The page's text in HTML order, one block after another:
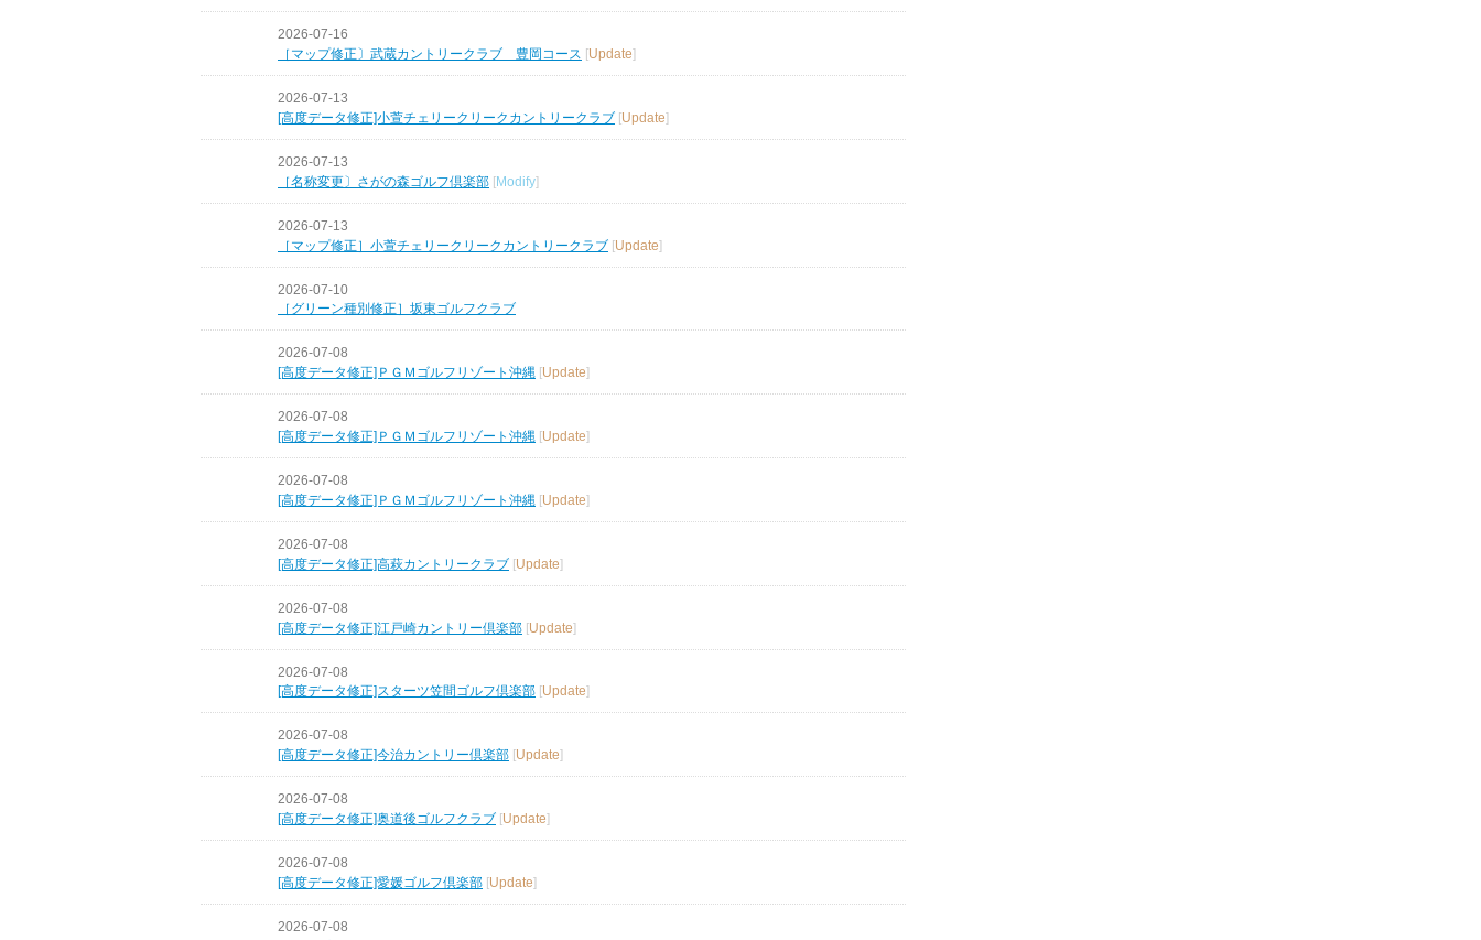
2026-07-16
［マップ修正〕武蔵カントリークラブ 豊岡コース [Update]
2026-07-13
[高度データ修正]小萱チェリークリークカントリークラブ [Update]
2026-07-13
［名称変更〕さがの森ゴルフ倶楽部 [Modify]
2026-07-13
［マップ修正］小萱チェリークリークカントリークラブ [Update]
2026-07-10
［グリーン種別修正］坂東ゴルフクラブ
2026-07-08
[高度データ修正]ＰＧＭゴルフリゾート沖縄 [Update]
2026-07-08
[高度データ修正]ＰＧＭゴルフリゾート沖縄 [Update]
2026-07-08
[高度データ修正]ＰＧＭゴルフリゾート沖縄 [Update]
2026-07-08
[高度データ修正]高萩カントリークラブ [Update]
2026-07-08
[高度データ修正]江戸崎カントリー倶楽部 [Update]
2026-07-08
[高度データ修正]スターツ笠間ゴルフ倶楽部 [Update]
2026-07-08
[高度データ修正]今治カントリー倶楽部 [Update]
2026-07-08
[高度データ修正]奥道後ゴルフクラブ [Update]
2026-07-08
[高度データ修正]愛媛ゴルフ倶楽部 [Update]
2026-07-08